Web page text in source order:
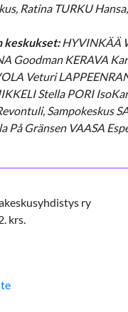
Ratina TURKU
keskukset:HYVINKÄÄ
Goodman KERAVA
Veturi
Stella PORI
Sampokeskus
På Gränsen VAASA
ry
krs.